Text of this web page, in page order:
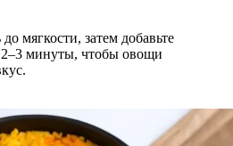
мягкости, затем добавьте
минуты, чтобы овощи